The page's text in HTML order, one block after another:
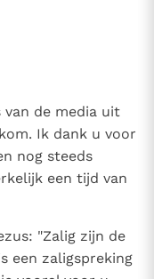
liefde, niet door
Latijnse uitgave
autonomie
toe
een gave als
de noodzaak om
de media uit
Ik dank u voor
nog steeds
een tijd van
"Zalig zijn de
een zaligspreking